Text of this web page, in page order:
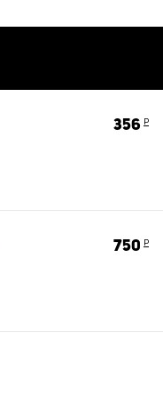
356 Р
750 Р